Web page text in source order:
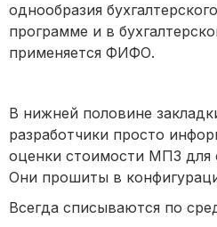
однообразия
программе и в
применяется ФИФО.
В нижней половине
разработчики просто
оценки стоимости МПЗ для
Они прошиты в
Всегда списываются по